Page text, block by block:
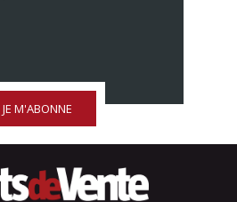
JE M'ABONNE